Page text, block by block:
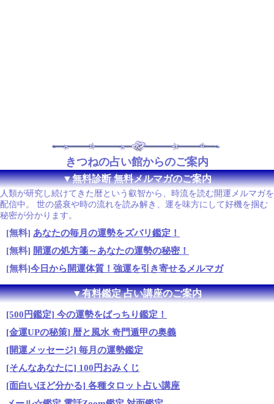
きつねの占い館からのご案内
▼無料診断 無料メルマガのご案内
人類が研究し続けてきた暦という叡智から、時流を読む開運メルマガを
配信中。 世の盛衰や時の流れを読み解き、運を味方にして好機を掴む
秘密が分かります。
[無料] あなたの毎月の運勢をズバリ鑑定！
[無料] 開運の処方箋～あなたの運勢の秘密！
[無料]今日から開運体質！強運を引き寄せるメルマガ
▼有料鑑定 占い講座のご案内
[500円鑑定] 今の運勢をばっちり鑑定！
[金運UPの秘策] 暦と風水 奇門遁甲の奥義
[開運メッセージ] 毎月の運勢鑑定
[そんなあなたに] 100円おみくじ
[面白いほど分かる] 各種タロット占い講座